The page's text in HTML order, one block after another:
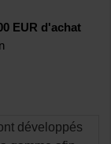
EUR d'achat
développés